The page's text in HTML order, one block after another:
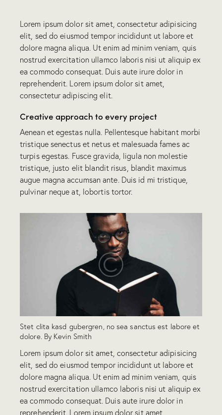
Lorem ipsum dolor sit amet, consectetur adipisicing
elit, sed do eiusmod tempor incididunt ut labore et
dolore magna aliqua. Ut enim ad minim veniam, quis
nostrud exercitation ullamco laboris nisi ut aliquip ex
ea commodo consequat. Duis aute irure dolor in
reprehenderit. Lorem ipsum dolor sit amet,
consectetur adipiscing elit.
Creative approach to every project
Aenean et egestas nulla. Pellentesque habitant morbi
tristique senectus et netus et malesuada fames ac
turpis egestas. Fusce gravida, ligula non molestie
tristique, justo elit blandit risus, blandit maximus
augue magna accumsan ante. Duis id mi tristique,
pulvinar neque at, lobortis tortor.
Stet clita kasd gubergren, no sea sanctus est labore et
dolore. By Kevin Smith
Lorem ipsum dolor sit amet, consectetur adipisicing
elit, sed do eiusmod tempor incididunt ut labore et
dolore magna aliqua. Ut enim ad minim veniam, quis
nostrud exercitation ullamco laboris nisi ut aliquip ex
ea commodo consequat. Duis aute irure dolor in
reprehenderit. Lorem ipsum dolor sit amet,